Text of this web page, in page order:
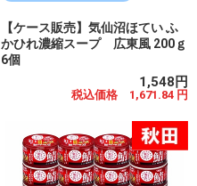
【ケース販売】気仙沼ほてい ふ
かひれ濃縮スープ 広東風 200ｇ
6個
1,548円
税込価格 1,671.84 円